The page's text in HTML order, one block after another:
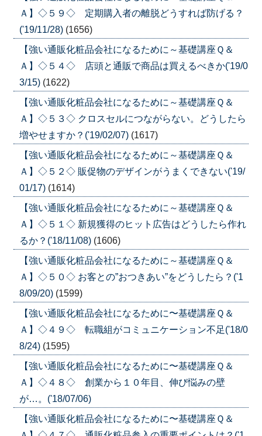
Ａ】◇５９◇ 定期購入者の離脱どうすれば防げる？
('19/11/28) (1656)
【強い通販化粧品会社になるために～基礎講座Ｑ＆
Ａ】◇５４◇ 店頭と通販で商品は買えるべきか('19/0
3/15) (1622)
【強い通販化粧品会社になるために～基礎講座Ｑ＆
Ａ】◇５３◇ クロスセルにつながらない。どうしたら
増やせますか？('19/02/07) (1617)
【強い通販化粧品会社になるために～基礎講座Ｑ＆
Ａ】◇５２◇ 販促物のデザインがうまくできない('19/
01/17) (1614)
【強い通販化粧品会社になるために～基礎講座Ｑ＆
Ａ】◇５１◇ 新規獲得のヒット広告はどうしたら作れ
るか？('18/11/08) (1606)
【強い通販化粧品会社になるために～基礎講座Ｑ＆
Ａ】◇５０◇ お客との”おつきあい”をどうしたら？('1
8/09/20) (1599)
【強い通販化粧品会社になるために〜基礎講座Ｑ＆
Ａ】◇４９◇ 転職組がコミュニケーション不足('18/0
8/24) (1595)
【強い通販化粧品会社になるために〜基礎講座Ｑ＆
Ａ】◇４８◇ 創業から１０年目、伸び悩みの壁
が…。('18/07/06)
【強い通販化粧品会社になるために〜基礎講座Ｑ＆